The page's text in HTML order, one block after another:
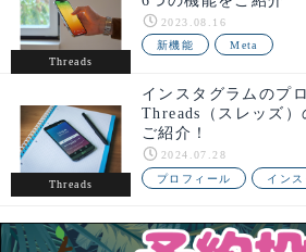
Threads
2023.08.16
新機能
Meta
Threads
インスタグラムのプ
Threads（スレッズ
ご紹介！
2024.07.28
プロフィール
イン